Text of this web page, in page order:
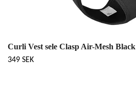
Curli Vest sele Clasp Air-Mesh Black
349 SEK